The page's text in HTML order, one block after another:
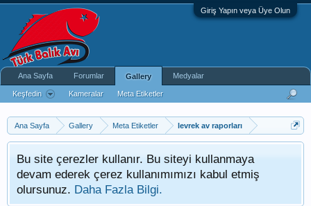
Giriş Yapın veya Üye Olun
Ana Sayfa Gallery Meta Etiketler levrek av raporları
Bu site çerezler kullanır. Bu siteyi kullanmaya
devam ederek çerez kullanımımızı kabul etmiş
olursunuz. Daha Fazla Bilgi.
Ana Sayfa Forumlar Gallery
Keşfedin Kameralar Meta Etiketler
Medyalar